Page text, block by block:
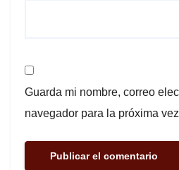
Guarda mi nombre, correo
navegador para la próxima